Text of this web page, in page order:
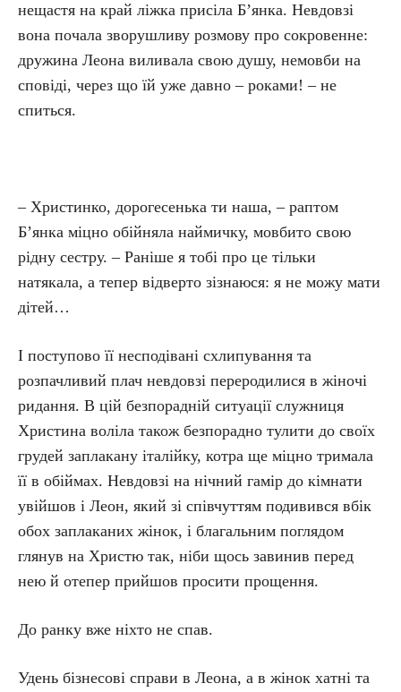
нещастя на край ліжка присіла Б’янка. Невдовзі
вона почала зворушливу розмову про сокровенне:
дружина Леона виливала свою душу, немовби на
сповіді, через що їй уже давно – роками! – не
спиться.
– Христинко, дорогесенька ти наша, – раптом
Б’янка міцно обійняла наймичку, мовбито свою
рідну сестру. – Раніше я тобі про це тільки
натякала, а тепер відверто зізнаюся: я не можу мати
дітей…
І поступово її несподівані схлипування та
розпачливий плач невдовзі переродилися в жіночі
ридання. В цій безпорадній ситуації служниця
Христина воліла також безпорадно тулити до своїх
грудей заплакану італійку, котра ще міцно тримала
її в обіймах. Невдовзі на нічний гамір до кімнати
увійшов і Леон, який зі співчуттям подивився вбік
обох заплаканих жінок, і благальним поглядом
глянув на Христю так, ніби щось завинив перед
нею й отепер прийшов просити прощення.
До ранку вже ніхто не спав.
Удень бізнесові справи в Леона, а в жінок хатні та